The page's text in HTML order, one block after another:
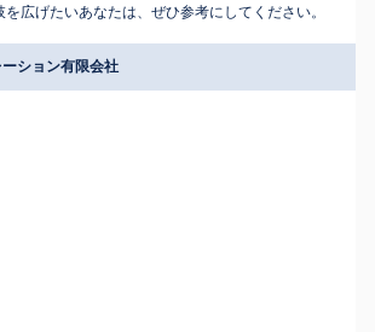
広げたいあなたは、ぜひ参考にしてください。
ション有限会社